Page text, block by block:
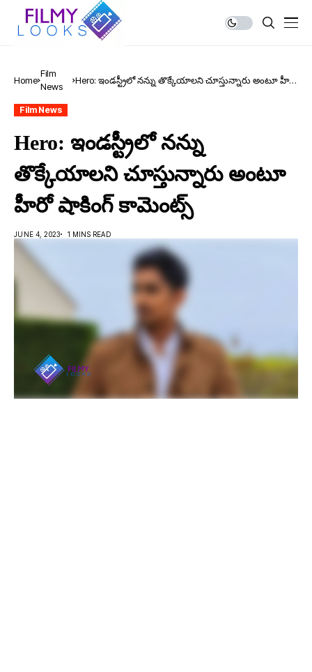
Home
Film
News
Hero: ఇండ‌స్ట్రీలో న‌న్ను తొక్కేయాల‌ని చూస్తున్నారు అంటూ హీరో
Film News
Hero: ఇండ‌స్ట్రీలో న‌న్ను
తొక్కేయాల‌ని చూస్తున్నారు అంటూ
హీరో షాకింగ్ కామెంట్స్
JUNE 4, 2023 1 MINS READ